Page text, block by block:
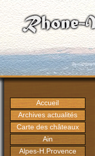
Accueil
Archives actualités
Carte des châteaux
Ain
Alpes-H.Provence